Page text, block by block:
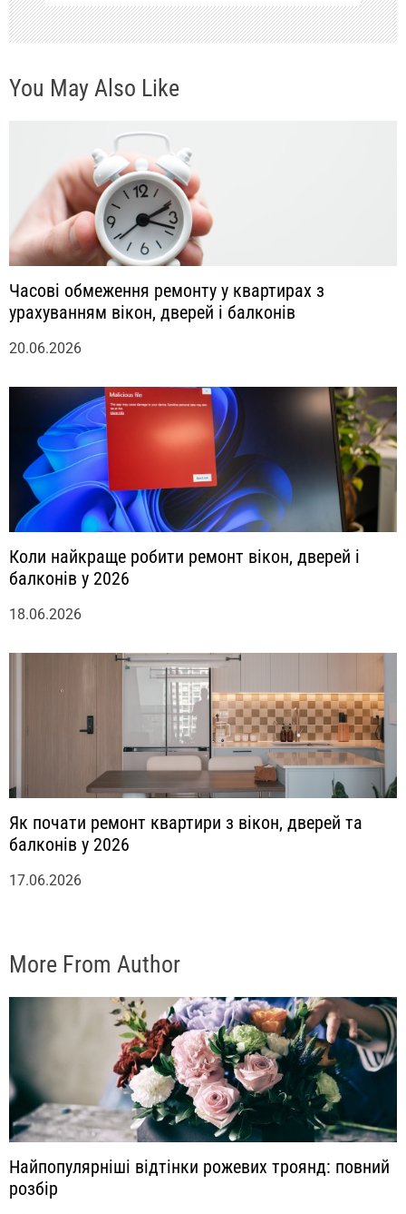
и
с
я
You May Also Like
Часові обмеження ремонту у квартирах з
урахуванням вікон, дверей і балконів
20.06.2026
Коли найкраще робити ремонт вікон, дверей і
балконів у 2026
18.06.2026
Як почати ремонт квартири з вікон, дверей та
балконів у 2026
17.06.2026
More From Author
Найпопулярніші відтінки рожевих троянд: повний
розбір